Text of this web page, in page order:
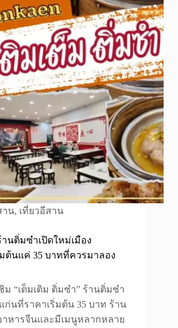
าน, เที่ยวอีสาน
านติ่มซำเปิดใหม่เมือง
ต้นแค่ 35 บาทที่ควรมาลอง
“เต็มเติม ติ่มซำ” ร้านติ่มซำ
ก่นที่ราคาเริ่มต้น 35 บาท ร้าน
หารจีนและมีเมนูหลากหลาย